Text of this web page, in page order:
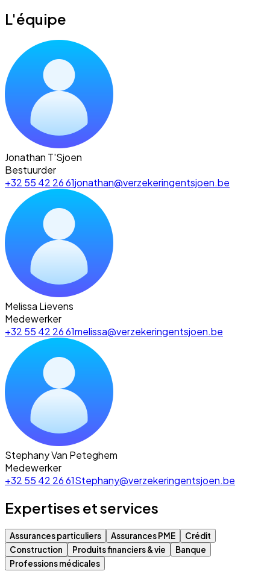
L'équipe
Jonathan T'Sjoen
Bestuurder
+32 55 42 26 61jonathan@verzekeringentsjoen.be
Melissa Lievens
Medewerker
+32 55 42 26 61melissa@verzekeringentsjoen.be
Stephany Van Peteghem
Medewerker
+32 55 42 26 61Stephany@verzekeringentsjoen.be
Expertises et services
Assurances particuliers Assurances PME
Crédit
Construction
Produits financiers & vie
Banque
Professions médicales